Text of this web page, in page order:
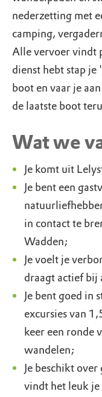
nederzetting met
camping,
Alle vervoer vindt
dienst hebt stap je
boot en vaar je
de laatste boot
Wat we
Je komt uit
Je bent een
in contact te
Wadden;
Je voelt je
draagt actief bij
Je bent goed in
excursies van
keer een ronde
wandelen;
Je beschikt
vindt het leuk